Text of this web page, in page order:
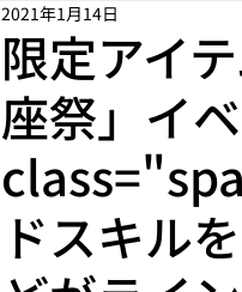
限定アイ
座祭」イ
ドスキル
2021年1月14日